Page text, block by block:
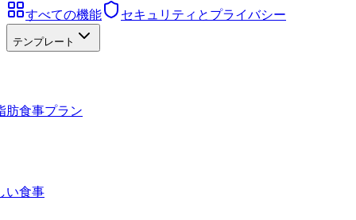
すべての機能 セキュリティとプライバシー
テンプレート
肪食事プラン
い食事